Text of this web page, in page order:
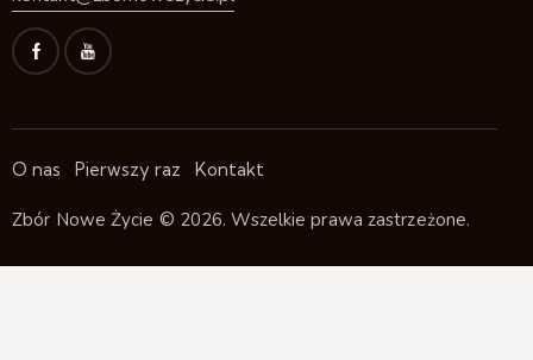
O nas Pierwszy raz Kontakt
Zbór Nowe Życie © 2026. Wszelkie prawa zastrzeżone.